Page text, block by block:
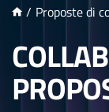
/ Proposte di